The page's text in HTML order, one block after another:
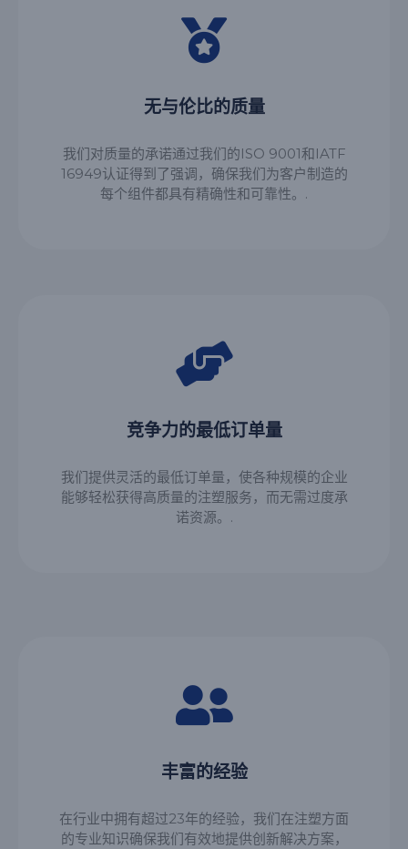
无与伦比的质量
我们对质量的承诺通过我们的ISO 9001和IATF
16949认证得到了强调，确保我们为客户制造的
每个组件都具有精确性和可靠性。.
竞争力的最低订单量
我们提供灵活的最低订单量，使各种规模的企业
能够轻松获得高质量的注塑服务，而无需过度承
诺资源。.
丰富的经验
在行业中拥有超过23年的经验，我们在注塑方面
的专业知识确保我们有效地提供创新解决方案，